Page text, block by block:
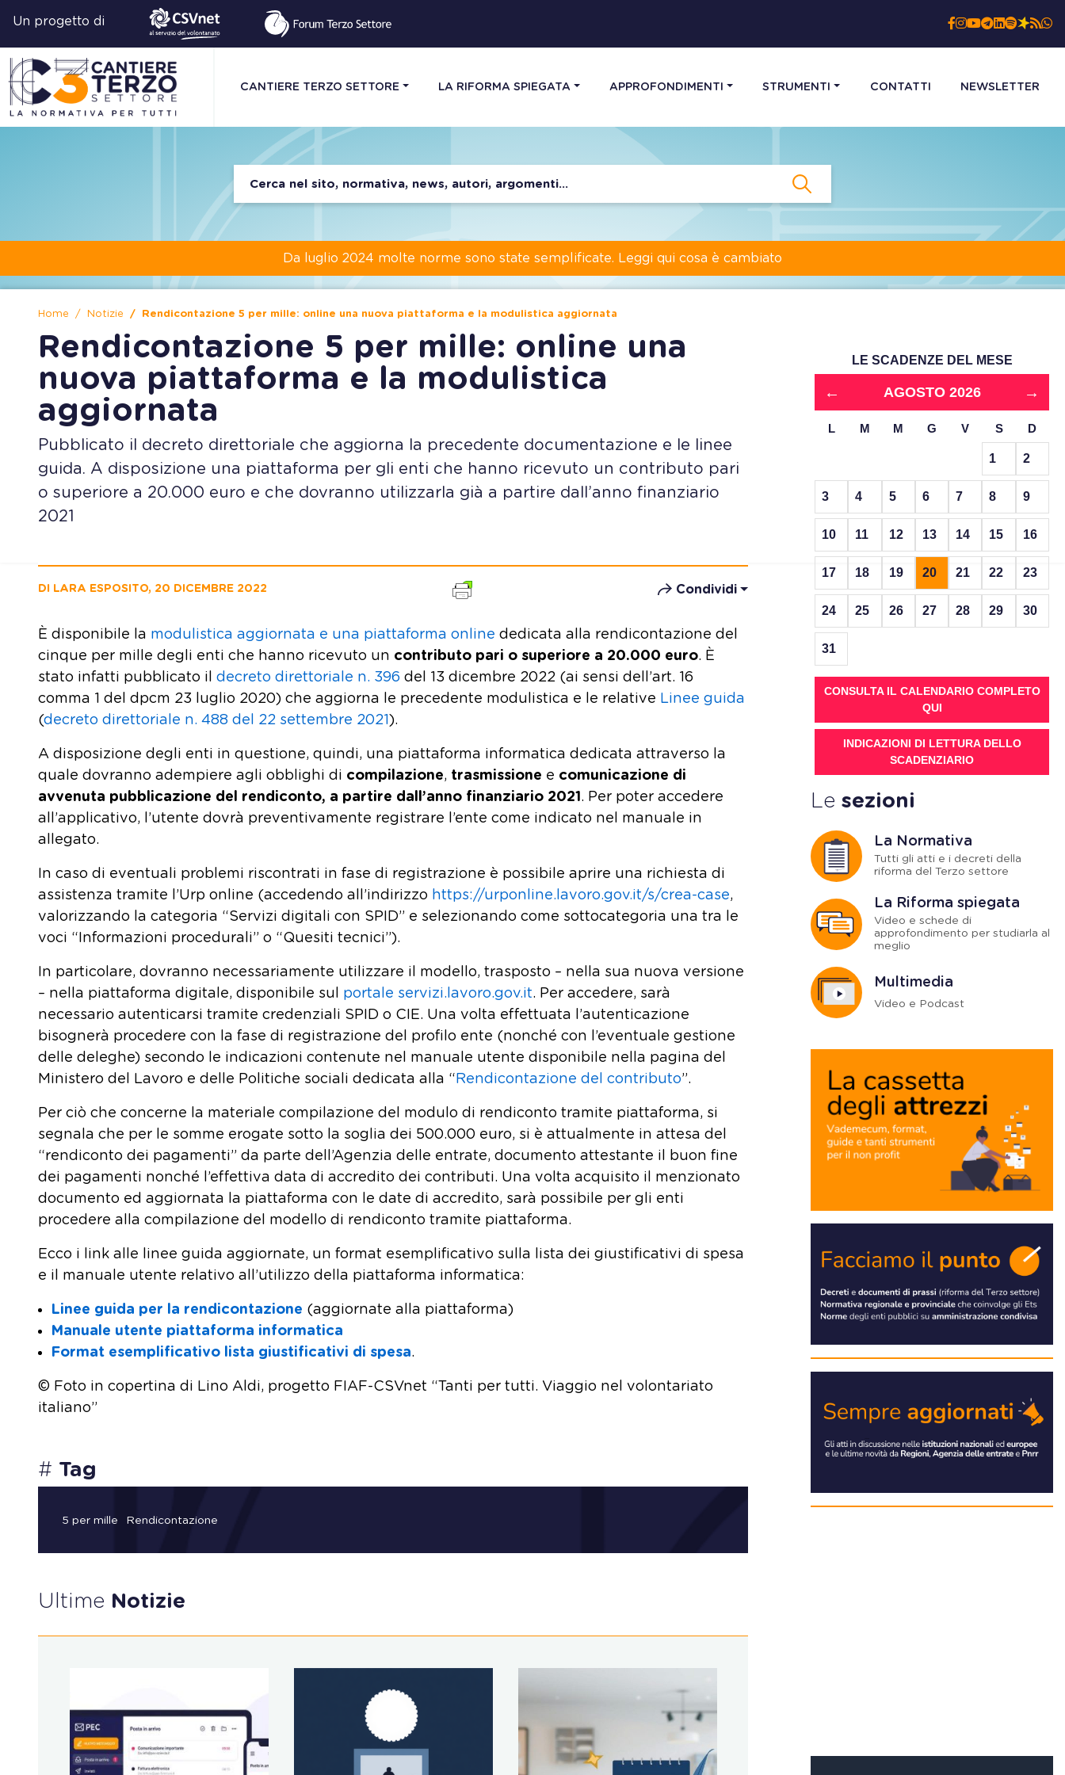
Un progetto di
CANTIERE TERZO SETTORE LA RIFORMA SPIEGATA APPROFONDIMENTI STRUMENTI CONTATTI NEWSLETTER
Da luglio 2024 molte norme sono state semplificate. Leggi qui cosa è cambiato
Home Notizie Rendicontazione 5 per mille: online una nuova piattaforma e la modulistica aggiornata
Rendicontazione 5 per mille: online una
nuova piattaforma e la modulistica
aggiornata
Pubblicato il decreto direttoriale che aggiorna la precedente documentazione e le linee
guida. A disposizione una piattaforma per gli enti che hanno ricevuto un contributo pari
o superiore a 20.000 euro e che dovranno utilizzarla già a partire dall’anno finanziario
2021
DI LARA ESPOSITO, 20 DICEMBRE 2022 Condividi
È disponibile la modulistica aggiornata e una piattaforma online dedicata alla rendicontazione del
cinque per mille degli enti che hanno ricevuto un contributo pari o superiore a 20.000 euro. È
stato infatti pubblicato il decreto direttoriale n. 396 del 13 dicembre 2022 (ai sensi dell’art. 16
comma 1 del dpcm 23 luglio 2020) che aggiorna le precedente modulistica e le relative Linee guida
(decreto direttoriale n. 488 del 22 settembre 2021 ).
A disposizione degli enti in questione, quindi, una piattaforma informatica dedicata attraverso la
quale dovranno adempiere agli obblighi di compilazione, trasmissione e comunicazione di
avvenuta pubblicazione del rendiconto, a partire dall’anno finanziario 2021. Per poter accedere
all’applicativo, l’utente dovrà preventivamente registrare l’ente come indicato nel manuale in
allegato.
In caso di eventuali problemi riscontrati in fase di registrazione è possibile aprire una richiesta di
assistenza tramite l’Urp online (accedendo all’indirizzo https://urponline.lavoro.gov.it/s/crea-case,
valorizzando la categoria “Servizi digitali con SPID” e selezionando come sottocategoria una tra le
voci “Informazioni procedurali” o “Quesiti tecnici”).
In particolare, dovranno necessariamente utilizzare il modello, trasposto – nella sua nuova versione
– nella piattaforma digitale, disponibile sul portale servizi.lavoro.gov.it. Per accedere, sarà
necessario autenticarsi tramite credenziali SPID o CIE. Una volta effettuata l’autenticazione
bisognerà procedere con la fase di registrazione del profilo ente (nonché con l’eventuale gestione
delle deleghe) secondo le indicazioni contenute nel manuale utente disponibile nella pagina del
Ministero del Lavoro e delle Politiche sociali dedicata alla “Rendicontazione del contributo”.
Per ciò che concerne la materiale compilazione del modulo di rendiconto tramite piattaforma, si
segnala che per le somme erogate sotto la soglia dei 500.000 euro, si è attualmente in attesa del
“rendiconto dei pagamenti” da parte dell’Agenzia delle entrate, documento attestante il buon fine
dei pagamenti nonché l’effettiva data di accredito dei contributi. Una volta acquisito il menzionato
documento ed aggiornata la piattaforma con le date di accredito, sarà possibile per gli enti
procedere alla compilazione del modello di rendiconto tramite piattaforma.
Ecco i link alle linee guida aggiornate, un format esemplificativo sulla lista dei giustificativi di spesa
e il manuale utente relativo all’utilizzo della piattaforma informatica:
Linee guida per la rendicontazione (aggiornate alla piattaforma)
Manuale utente piattaforma informatica
Format esemplificativo lista giustificativi di spesa.
© Foto in copertina di Lino Aldi, progetto FIAF-CSVnet “Tanti per tutti. Viaggio nel volontariato
italiano”
# Tag
5 per mille Rendicontazione
Ultime Notizie
LE SCADENZE DEL MESE
← AGOSTO 2026 →
L M M G V S D
1 2
3 4 5 6 7 8 9
10 11 12 13 14 15 16
17 18 19 20 21 22 23
24 25 26 27 28 29 30
31
CONSULTA IL CALENDARIO COMPLETO
QUI
INDICAZIONI DI LETTURA DELLO
SCADENZIARIO
Le sezioni
La Normativa
Tutti gli atti e i decreti della
riforma del Terzo settore
La Riforma spiegata
Video e schede di
approfondimento per studiarla al
meglio
Multimedia
Video e Podcast